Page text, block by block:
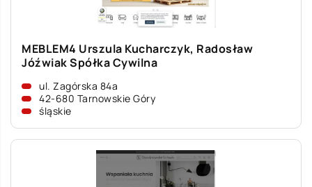
MEBLEM4 Urszula Kucharczyk, Radosław
Jóźwiak Spółka Cywilna
ul. Zagórska 84a
42-680 Tarnowskie Góry
śląskie